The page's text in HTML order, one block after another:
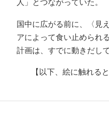
人」とつながっていた。
国中に広がる前に、〈見
アによって食い止められ
計画は、すでに動きだ
【以下、絵に触れる